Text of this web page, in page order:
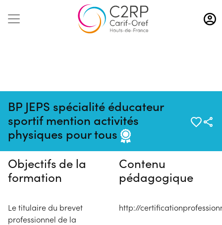
Aller
au
contenu
BP JEPS spécialité éducateur
sportif mention activités
physiques pour tous
Pas de session programmée en
ce moment
Objectifs de la
formation
Le titulaire du brevet
professionnel de la
Contenu
pédagogique
http://